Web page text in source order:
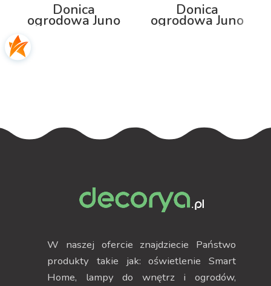
Donica
ogrodowa Juno
podświetleniem
Donica
ogrodowa Juno
W naszej ofercie znajdziecie Państwo
produkty takie jak: oświetlenie Smart
Home, lampy do wnętrz i ogrodów,